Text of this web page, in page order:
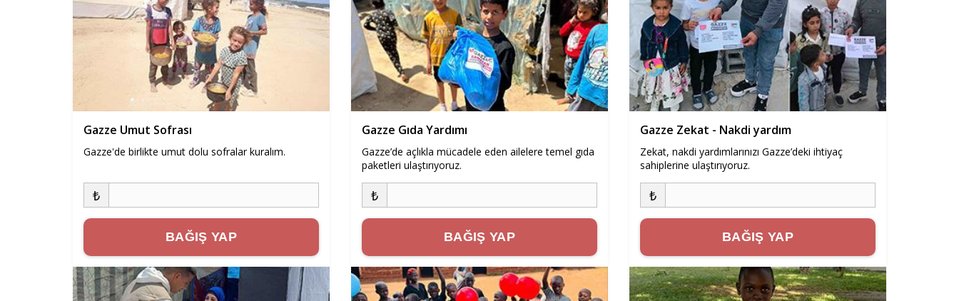
Gazze Umut Sofrası
Gazze'de birlikte umut dolu sofralar kuralım.
₺
BAĞIŞ YAP
Gazze Gıda Yardımı
Gazze’de açlıkla mücadele eden ailelere temel gıda
paketleri ulaştırıyoruz.
₺
BAĞIŞ YAP
Gazze Zekat - Nakdi yardım
Zekat, nakdi yardımlarınızı Gazze’deki ihtiyaç
sahiplerine ulaştırıyoruz.
₺
BAĞIŞ YAP